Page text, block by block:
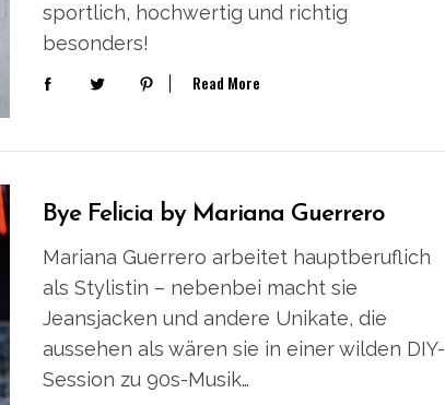
sportlich, hochwertig und richtig
besonders!
Read More
Bye Felicia by Mariana Guerrero
Mariana Guerrero arbeitet hauptberuflich
als Stylistin – nebenbei macht sie
Jeansjacken und andere Unikate, die
aussehen als wären sie in einer wilden DIY-
Session zu 90s-Musik…